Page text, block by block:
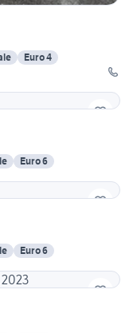
Euro 4
Euro 6
Euro 6